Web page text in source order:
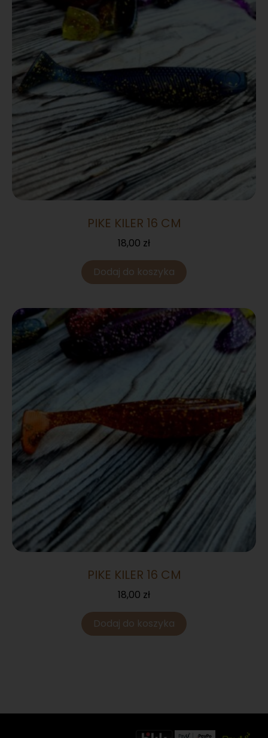
PIKE KILER 16 CM
18,00 zł
Dodaj do koszyka
PIKE KILER 16 CM
18,00 zł
Dodaj do koszyka